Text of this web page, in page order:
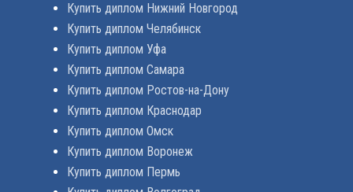
Купить диплом Нижний Новгород
Купить диплом Челябинск
Купить диплом Уфа
Купить диплом Самара
Купить диплом Ростов-на-Дону
Купить диплом Краснодар
Купить диплом Омск
Купить диплом Воронеж
Купить диплом Пермь